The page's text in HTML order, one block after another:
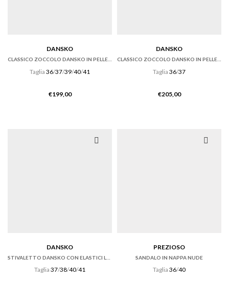
DANSKO
CLASSICO ZOCCOLO DANSKO IN PELLE ANTIQUE BROWN
Taglia 36/37/39/40/41
€199,00
DANSKO
CLASSICO ZOCCOLO DANSKO IN PELLE TUMBLED RUSSET
Taglia 36/37
€205,00
DANSKO
Taglia 37/38/40/41
PREZIOSO
SANDALO IN NAPPA NUDE
Taglia 36/40